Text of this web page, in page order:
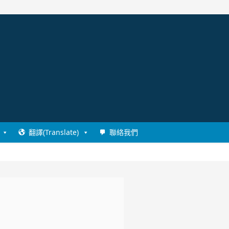
翻譯(Translate) 聯絡我們